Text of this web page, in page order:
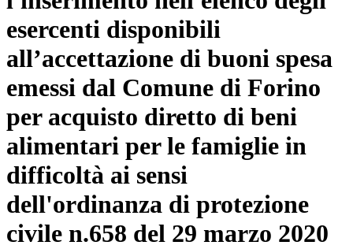
esercenti disponibili
all’accettazione di buoni spesa
emessi dal Comune di Forino
per acquisto diretto di beni
alimentari per le famiglie in
difficoltà ai sensi
dell'ordinanza di protezione
civile n.658 del 29 marzo 2020